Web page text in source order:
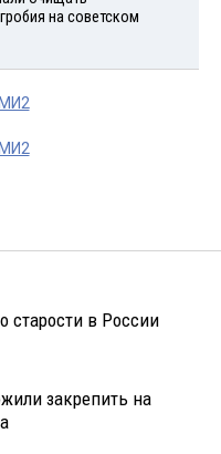
на советском
старости в России
закрепить на